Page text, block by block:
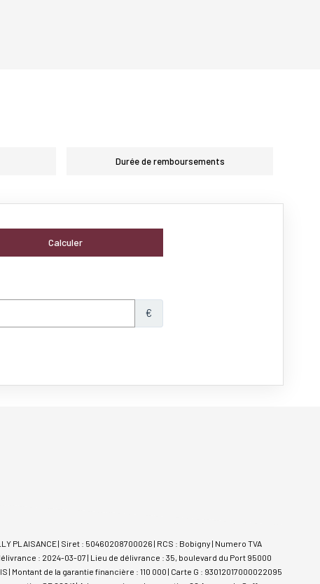
Durée de remboursements
PLAISANCE | Siret : 50460208700026 | RCS : Bobigny | Numero TVA
: 2024-03-07 | Lieu de délivrance : 35, boulevard du Port 95000
Montant de la garantie financière : 110 000 | Carte G : 93012017000022095